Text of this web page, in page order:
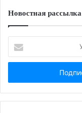
Новостная рассылка
Ваш
Email...